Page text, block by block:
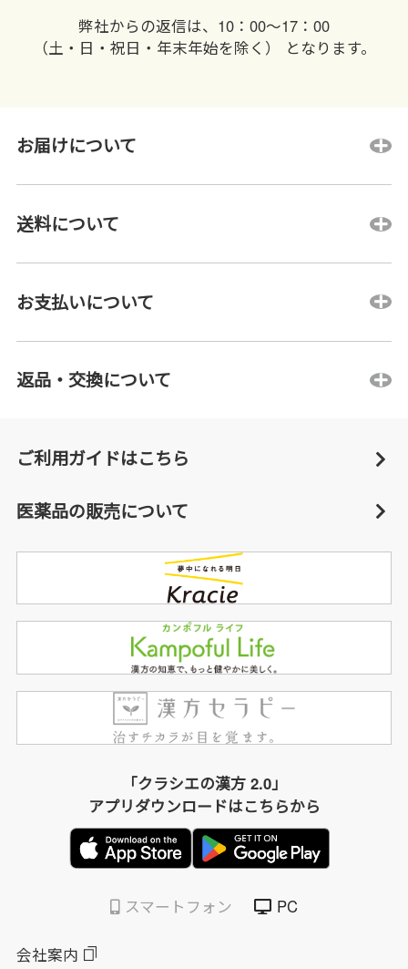
弊社からの返信は、10：00〜17：00
（土・日・祝日・年末年始を除く） となります。
お届けについて
送料について
お支払いについて
返品・交換について
ご利用ガイドはこちら
医薬品の販売について
「クラシエの漢方 2.0」
アプリダウンロードはこちらから
スマートフォン PC
会社案内